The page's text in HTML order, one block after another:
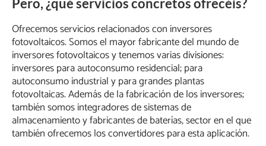
Pero, ¿qué servicios concretos ofrecéis?
Ofrecemos servicios relacionados con inversores
fotovoltaicos. Somos el mayor fabricante del mundo de
inversores fotovoltaicos y tenemos varias divisiones:
inversores para autoconsumo residencial; para
autoconsumo industrial y para grandes plantas
fotovoltaicas. Además de la fabricación de los inversores;
también somos integradores de sistemas de
almacenamiento y fabricantes de baterías, sector en el que
también ofrecemos los convertidores para esta aplicación.